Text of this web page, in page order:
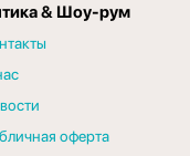
& Шоу-рум
оферта